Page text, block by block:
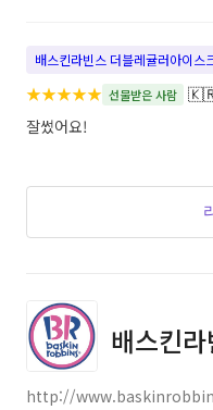
배스킨라빈스 더블레귤러아이스
★★★★★ 선물받은 사람
잘썼어요!
배스킨
http://